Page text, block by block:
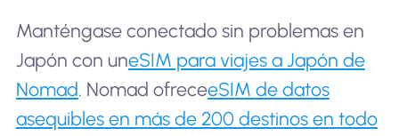
Manténgase conectado sin problemas en
Japón con uneSIM para viajes a Japón de
Nomad. Nomad ofreceeSIM de datos
asequibles en más de 200 destinos en todo